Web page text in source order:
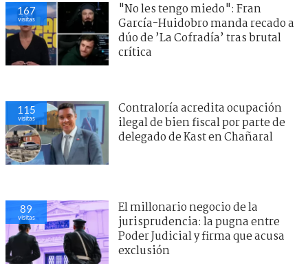
167
visitas
"No les tengo miedo": Fran
García-Huidobro manda recado a
dúo de ’La Cofradía’ tras brutal
crítica
115
visitas
Contraloría acredita ocupación
ilegal de bien fiscal por parte de
delegado de Kast en Chañaral
89
visitas
El millonario negocio de la
jurisprudencia: la pugna entre
Poder Judicial y firma que acusa
exclusión